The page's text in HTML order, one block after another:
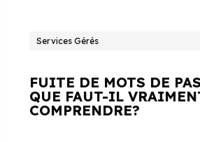
Services Gérés
FUITE DE MOTS DE
QUE FAUT-IL
COMPRENDRE?